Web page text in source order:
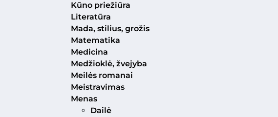
Kūno priežiūra
Literatūra
Mada, stilius, grožis
Matematika
Medicina
Medžioklė, žvejyba
Meilės romanai
Meistravimas
Menas
Dailė